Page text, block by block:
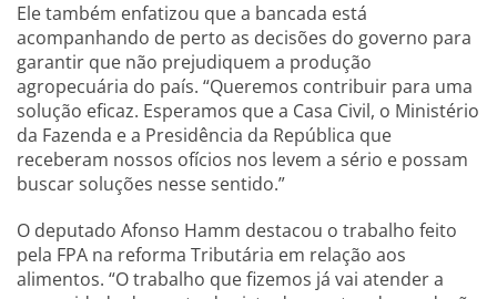
Ele também enfatizou que a bancada está
acompanhando de perto as decisões do governo para
garantir que não prejudiquem a produção
agropecuária do país. “Queremos contribuir para uma
solução eficaz. Esperamos que a Casa Civil, o Ministério
da Fazenda e a Presidência da República que
receberam nossos ofícios nos levem a sério e possam
buscar soluções nesse sentido.”
O deputado Afonso Hamm destacou o trabalho feito
pela FPA na reforma Tributária em relação aos
alimentos. “O trabalho que fizemos já vai atender a